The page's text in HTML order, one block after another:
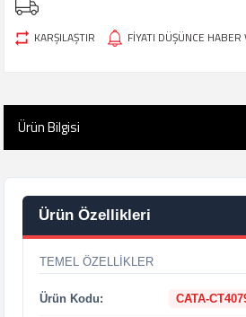
KARŞILAŞTIR FİYATI DÜŞÜNCE HABER
Ürün Bilgisi
Ürün Özellikleri
TEMEL ÖZELLIKLER
Ürün Kodu: CATA-